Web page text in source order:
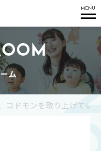
MENU
ム
コドモンを取り上げてい